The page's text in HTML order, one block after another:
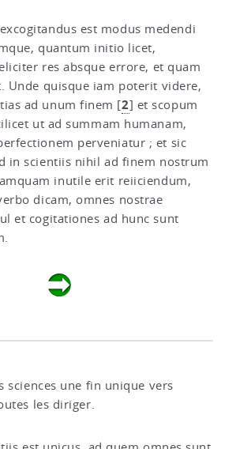
est modus medendi
quantum initio licet,
res absque errore, et quam
Unde quisque iam poterit videre,
ad unum finem [2] et scopum
ut ad summam humanam,
perveniatur ; et sic
in scientiis nihil ad finem nostrum
inutile erit reiiciendum,
dicam, omnes nostrae
et cogitationes ad hunc sunt
sciences une fin unique vers
les diriger.